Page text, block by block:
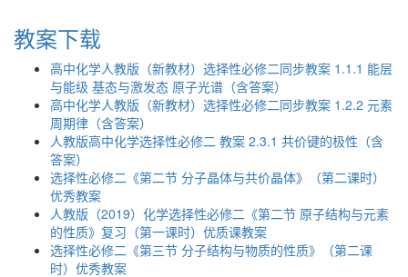
教案下载
高中化学人教版（新教材）选择性必修二同步教案 1.1.1 能层
与能级 基态与激发态 原子光谱（含答案）
高中化学人教版（新教材）选择性必修二同步教案 1.2.2 元素
周期律（含答案）
人教版高中化学选择性必修二 教案 2.3.1 共价键的极性（含
答案）
选择性必修二《第二节 分子晶体与共价晶体》（第二课时）
优秀教案
人教版（2019）化学选择性必修二《第二节 原子结构与元素
的性质》复习（第一课时）优质课教案
选择性必修二《第三节 分子结构与物质的性质》（第二课
时）优秀教案